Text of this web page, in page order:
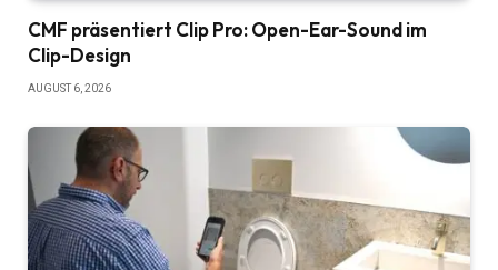
CMF präsentiert Clip Pro: Open-Ear-Sound im
Clip-Design
AUGUST 6, 2026